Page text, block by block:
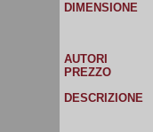
DIMENSIONE
AUTORI
PREZZO
DESCRIZIONE